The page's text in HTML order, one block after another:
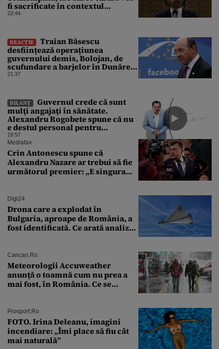
fi sacrificate în contextul
focarului de variolă ovină
22:44
REACȚIE
Traian Băsescu
desființează operațiunea
guvernului demis, Bolojan, de
scufundare a barjelor în Dunăre:
„Este o improvizație”
21:37
BILANȚ
Guvernul crede că sunt
mulţi angajaţi în sănătate.
Alexandru Rogobete spune că nu
e destul personal pentru
combaterea infecţiilor
nosocomiale
19:57
Mediafax
Crin Antonescu spune că
Alexandru Nazare ar trebui să fie
următorul premier: „E singura
Digi24
Drona care a explodat în
Bulgaria, aproape de România, a
fost identificată. Ce arată analiza
Cancan.ro
Meteorologii Accuweather
anunță o toamnă cum nu prea a
mai fost, în România. Ce se
București. Pe ce dată ninge
Prosport.ro
FOTO. Irina Deleanu, imagini
incendiare: „Îmi place să fiu cât
mai naturală”